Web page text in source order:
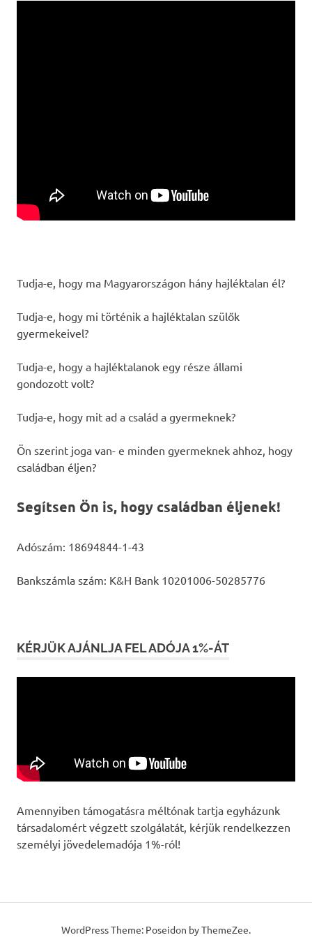
Tudja-e, hogy ma Magyarországon hány hajléktalan él?
Tudja-e, hogy mi történik a hajléktalan szülők
gyermekeivel?
Tudja-e, hogy a hajléktalanok egy része állami
gondozott volt?
Tudja-e, hogy mit ad a család a gyermeknek?
Ön szerint joga van- e minden gyermeknek ahhoz, hogy
családban éljen?
Segítsen Ön is, hogy családban éljenek!
Adószám: 18694844-1-43
Bankszámla szám: K&H Bank 10201006-50285776
KÉRJÜK AJÁNLJA FEL ADÓJA 1%-ÁT
Amennyiben támogatásra méltónak tartja egyházunk
társadalomért végzett szolgálatát, kérjük rendelkezzen
személyi jövedelemadója 1%-ról!
WordPress Theme: Poseidon by ThemeZee.